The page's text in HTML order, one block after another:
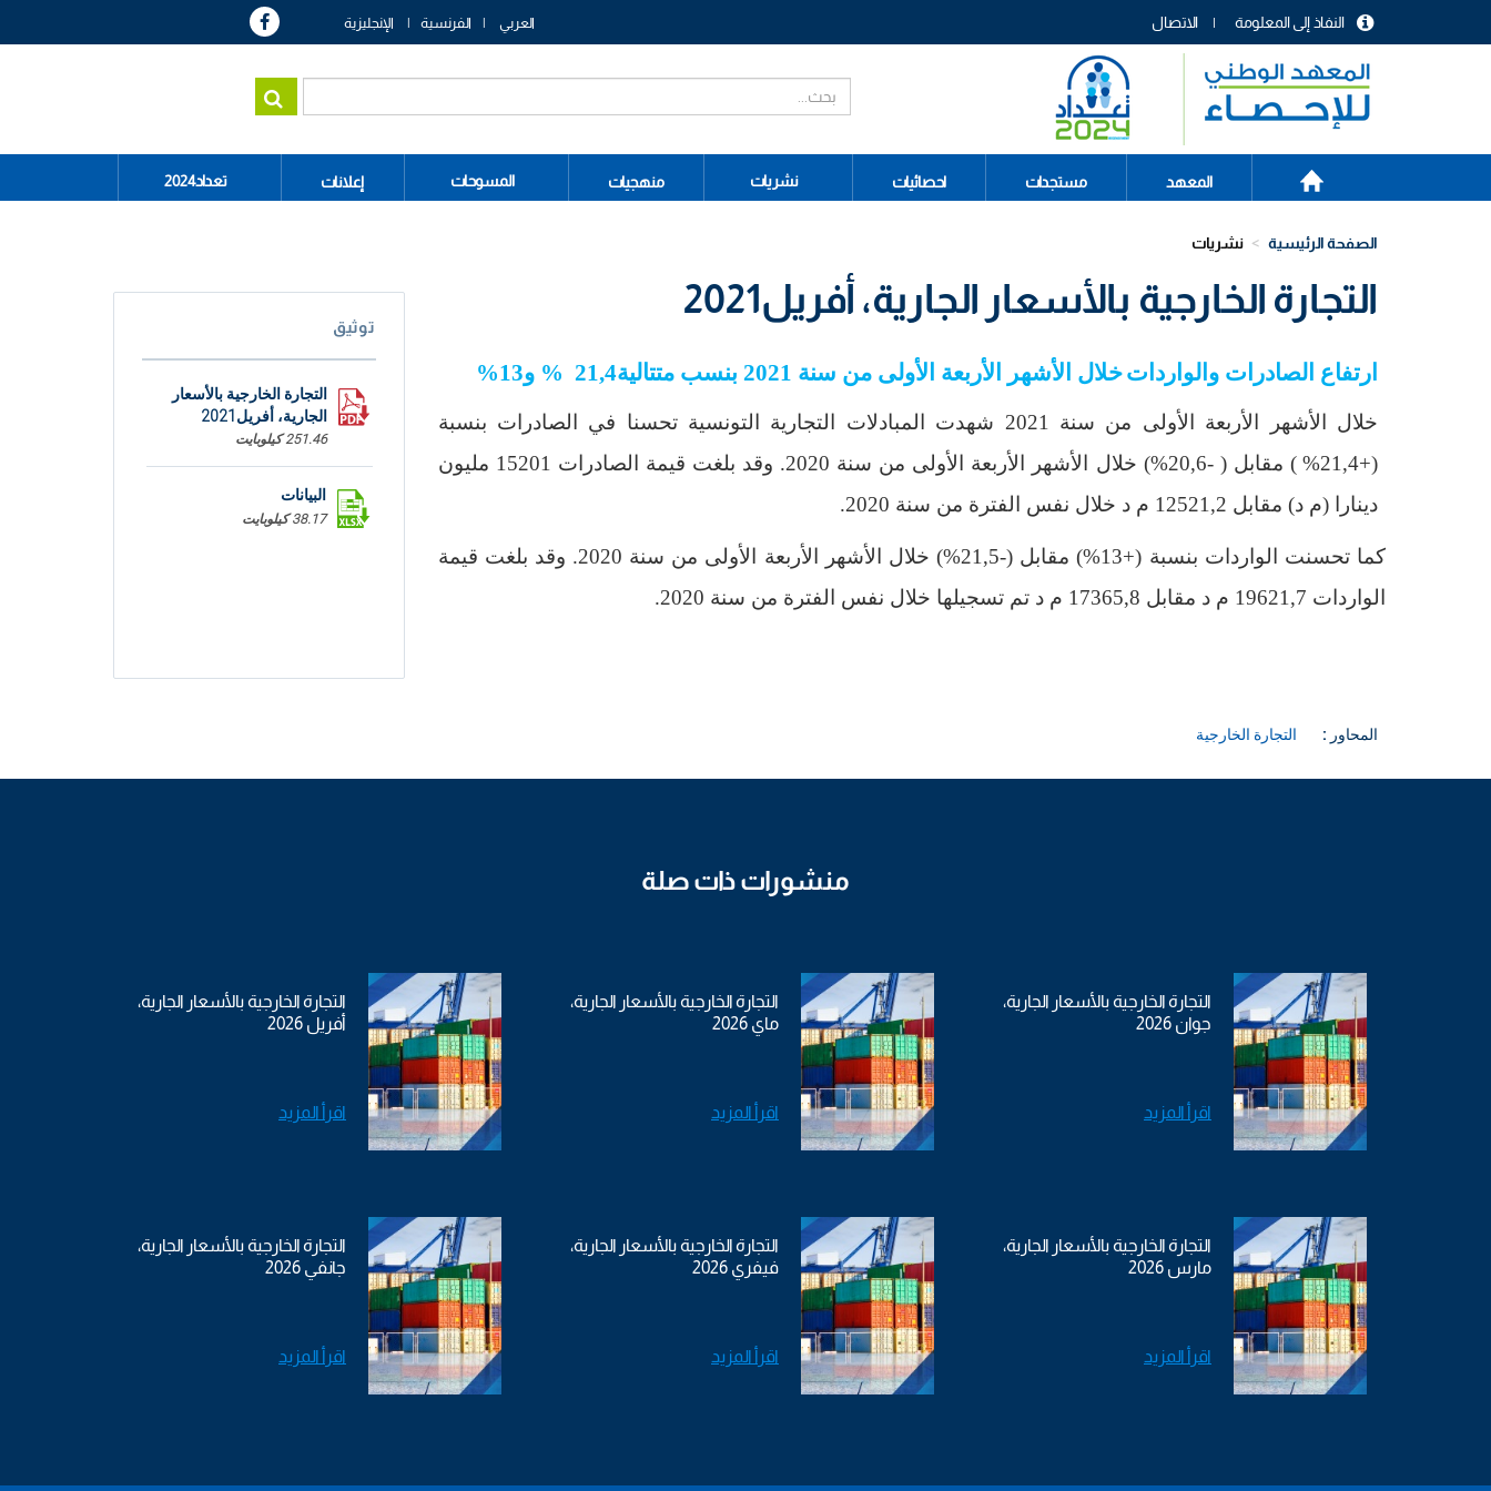
menu
header
الاتصال النفاذ إلى المعلومة العربي الفرنسية الإنجليزية
Main
navigation
الرئيسية
المعهد مستجدات احصائيات نشريات منهجيات المسوحات إعلانات تعداد2024
الصفحة الرئيسية نشريات
التجارة الخارجية بالأسعار الجارية، أفريل2021
ارتفاع الصادرات والوارداتخلال الأشهر الأربعة الأولى من سنة 2021 بنسب متتالية 21,4 % و13%
خلال الأشهر الأربعة الأولى من سنة 2021 شهدت المبادلات التجارية التونسية تحسنا في الصادرات بنسبة
(+21,4
%
( مقابل)
-20,6
(%
خلال الأشهر الأربعة الأولى من سنة 2020. وقد بلغت قيمة الصادرات 15201 مليون
دينارا (م د) مقابل 12521,2 م د خلال نفس الفترة من سنة 2020.
كما تحسنت الواردات بنسبة (+13 (%مقابل (-21,5 %
) خلال الأشهر الأربعة الأولى من سنة 2020. وقد بلغت قيمة
الواردات 19621,7 م د مقابل 17365,8 م د تم تسجيلها خلال نفس الفترة من سنة 2020.
المحاور : التجارة الخارجية
توثيق
التجارة الخارجية بالأسعار
الجارية، أفريل2021
251.46 كيلوبايت
البيانات
38.17 كيلوبايت
منشورات ذات صلة
التجارة الخارجية بالأسعار الجارية،
جوان 2026
اقرأ المزيد
التجارة الخارجية بالأسعار الجارية،
ماي 2026
اقرأ المزيد
التجارة الخارجية بالأسعار الجارية،
أفريل 2026
اقرأ المزيد
التجارة الخارجية بالأسعار الجارية،
مارس 2026
اقرأ المزيد
التجارة الخارجية بالأسعار الجارية،
فيفري 2026
اقرأ المزيد
التجارة الخارجية بالأسعار الجارية،
جانفي 2026
اقرأ المزيد